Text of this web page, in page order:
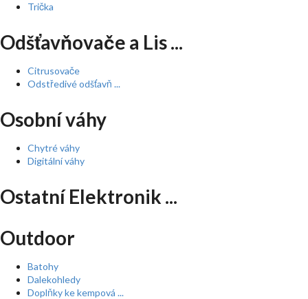
Trička
Odšťavňovače a Lis ...
Citrusovače
Odstředivé odšťavň ...
Osobní váhy
Chytré váhy
Digitální váhy
Ostatní Elektronik ...
Outdoor
Batohy
Dalekohledy
Doplňky ke kempová ...